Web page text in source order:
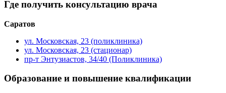
Где получить консультацию врача
Саратов
ул. Московская, 23 (поликлиника)
ул. Московская, 23 (стационар)
пр-т Энтузиастов, 34/40 (Поликлиника)
Образование и повышение квалификации